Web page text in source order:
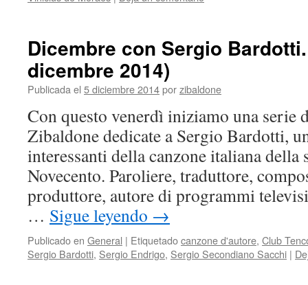
Dicembre con Sergio
dicembre 2014)
Publicada el 5 diciembre 2014porzibaldone
Con questo venerdì iniziamo una serie
Zibaldone dedicate a Sergio Bardotti,
interessanti della canzone italiana della
Novecento. Paroliere, traduttore,
produttore, autore di programmi
… Sigue leyendo →
Publicado en General | Etiquetadocanzone d'autore, Club
Sergio Bardotti, Sergio Endrigo, Sergio Secondiano Sacchi |